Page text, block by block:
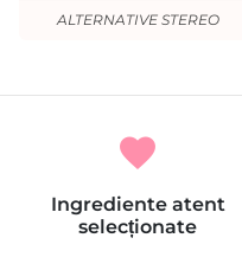
ALTERNATIVE STEREO
favorite
Ingrediente atent
selecționate